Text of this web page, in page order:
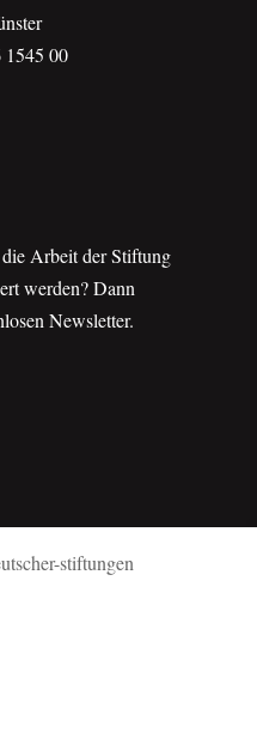
00
Arbeit der Stiftung
werden? Dann
Newsletter.